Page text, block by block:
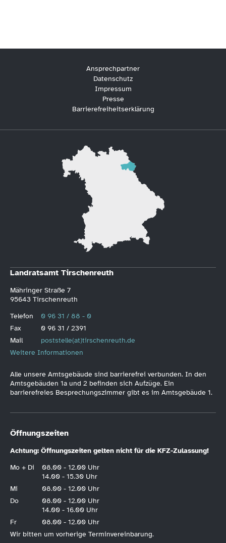
Ansprechpartner
Datenschutz
Impressum
Presse
Barrierefreiheitserklärung
Landratsamt Tirschenreuth
Mähringer Straße 7
95643 Tirschenreuth
Telefon
0 96 31 / 88 - 0
Fax
0 96 31 / 2391
Mail
poststelle(at)tirschenreuth.de
Weitere Informationen
Alle unsere Amtsgebäude sind barrierefrei verbunden. In den
Amtsgebäuden 1a und 2 befinden sich Aufzüge. Ein
barrierefreies Besprechungszimmer gibt es im Amtsgebäude 1.
Öffnungszeiten
Achtung: Öffnungszeiten gelten nicht für die KFZ-Zulassung!
Mo + Di
08.00 - 12.00 Uhr
14.00 - 15.30 Uhr
Mi
08.00 - 12.00 Uhr
Do
08.00 - 12.00 Uhr
14.00 - 16.00 Uhr
Fr
08.00 - 12.00 Uhr
Wir bitten um vorherige Terminvereinbarung.